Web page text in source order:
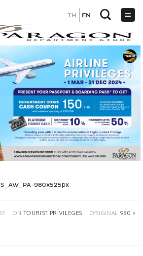
980x525px
ONTOURIST PRIVILEGES ORIGINAL 980 ×
TH EN
TH EN